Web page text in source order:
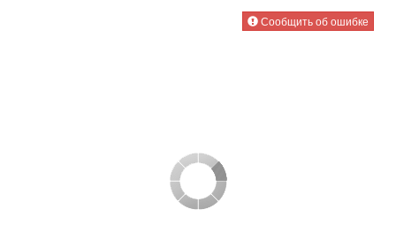
Сообщить об ошибке